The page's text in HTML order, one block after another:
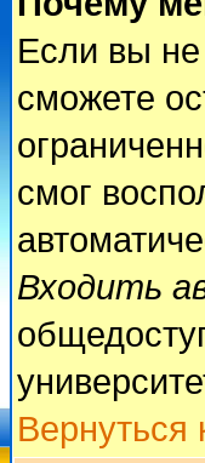
Если вы не
сможете
смог
Входить
Вернуться